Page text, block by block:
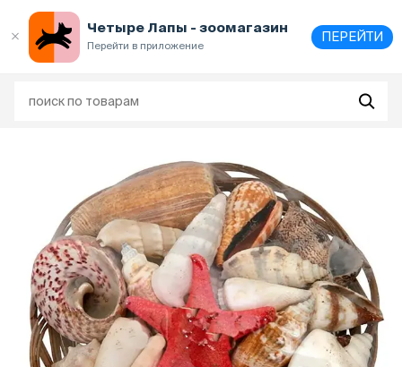
Четыре Лапы - зоомагазин
Перейти в приложение
ПЕРЕЙТИ